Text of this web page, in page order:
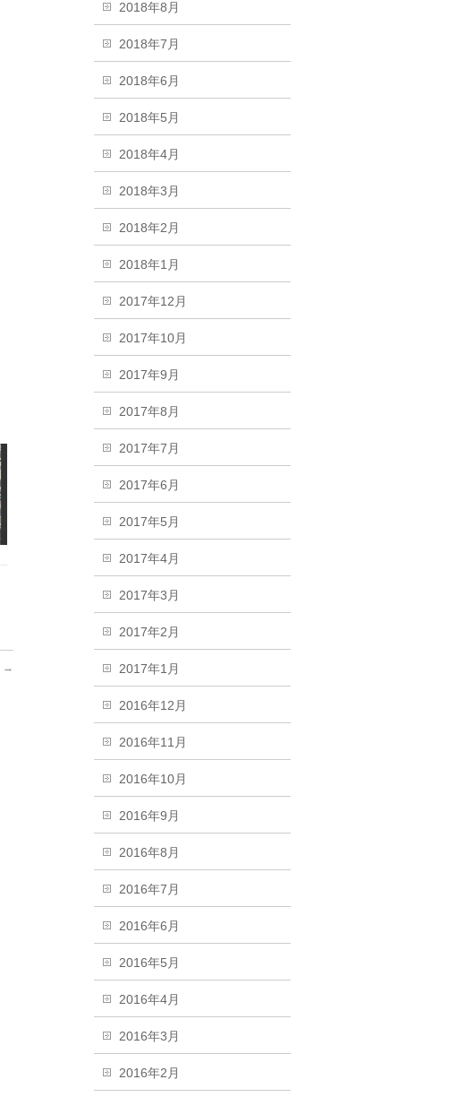
→
2018年8月
2018年7月
2018年6月
2018年5月
2018年4月
2018年3月
2018年2月
2018年1月
2017年12月
2017年10月
2017年9月
2017年8月
2017年7月
2017年6月
2017年5月
2017年4月
2017年3月
2017年2月
2017年1月
2016年12月
2016年11月
2016年10月
2016年9月
2016年8月
2016年7月
2016年6月
2016年5月
2016年4月
2016年3月
2016年2月